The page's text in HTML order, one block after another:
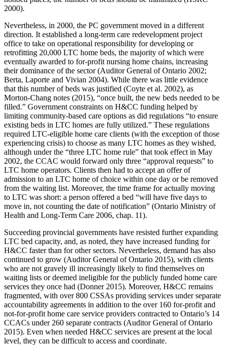
2000).
Nevertheless, in 2000, the PC government moved in a different
direction. It established a long-term care redevelopment project
office to take on operational responsibility for developing or
retrofitting 20,000 LTC home beds, the majority of which were
eventually awarded to for-profit nursing home chains, increasing
their dominance of the sector (Auditor General of Ontario 2002;
Berta, Laporte and Vivian 2004). While there was little evidence
that this number of beds was justified (Coyte et al. 2002), as
Morton-Chang notes (2015), “once built, the new beds needed to be
filled.” Government constraints on H&CC funding helped by
limiting community-based care options as did regulations “to ensure
existing beds in LTC homes are fully utilized.” These regulations
required LTC-eligible home care clients (with the exception of those
experiencing crisis) to choose as many LTC homes as they wished,
although under the “three LTC home rule” that took effect in May
2002, the CCAC would forward only three “approval requests” to
LTC home operators. Clients then had to accept an offer of
admission to an LTC home of choice within one day or be removed
from the waiting list. Moreover, the time frame for actually moving
to LTC was short: a person offered a bed “will have five days to
move in, not counting the date of notification” (Ontario Ministry of
Health and Long-Term Care 2006, chap. 11).
Succeeding provincial governments have resisted further expanding
LTC bed capacity, and, as noted, they have increased funding for
H&CC faster than for other sectors. Nevertheless, demand has also
continued to grow (Auditor General of Ontario 2015), with clients
who are not gravely ill increasingly likely to find themselves on
waiting lists or deemed ineligible for the publicly funded home care
services they once had (Donner 2015). Moreover, H&CC remains
fragmented, with over 800 CSSAs providing services under separate
accountability agreements in addition to the over 160 for-profit and
not-for-profit home care service providers contracted to Ontario’s 14
CCACs under 260 separate contracts (Auditor General of Ontario
2015). Even when needed H&CC services are present at the local
level, they can be difficult to access and coordinate.